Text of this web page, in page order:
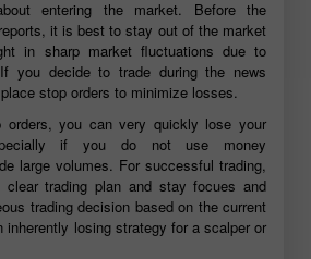
entering the market. Before the
it is best to stay out of the market
in sharp market fluctuations due to
you decide to trade during the news
stop orders to minimize losses.
orders, you can very quickly lose your
if you do not use money
large volumes. For successful trading,
trading plan and stay focues and
trading decision based on the current
inherently losing strategy for a scalper or